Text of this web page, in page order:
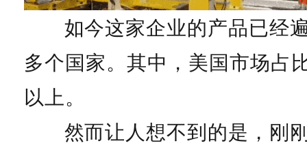
如今这家企业的产品已经
多个国家。其中，美国市场占
以上。
然而让人想不到的是，刚